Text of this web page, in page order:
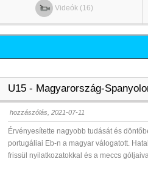
Videók (16)
U15 - Magyarország-
hozzászólás, 2021-07-11
Érvényesítette nagyobb tudását és
portugáliai Eb-n a magyar válogatott.
frissül nyilatkozatokkal és a meccs